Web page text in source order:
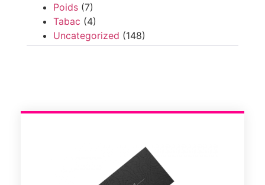
Poids (7)
Tabac (4)
Uncategorized (148)